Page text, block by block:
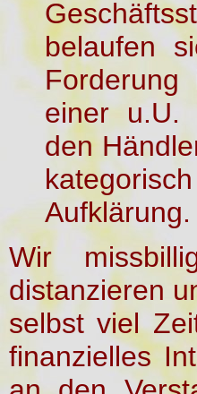
belaufen
einer u.U.
den
Aufklärung.
Wir
distanzieren
selbst viel
finanzielles